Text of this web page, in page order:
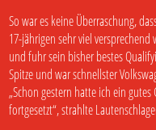
So war es keine Überraschung,
17-jährigen sehr viel
und fuhr sein bisher bestes
Spitze und war schnellster
„Schon gestern hatte ich ein
fortgesetzt“, strahlte